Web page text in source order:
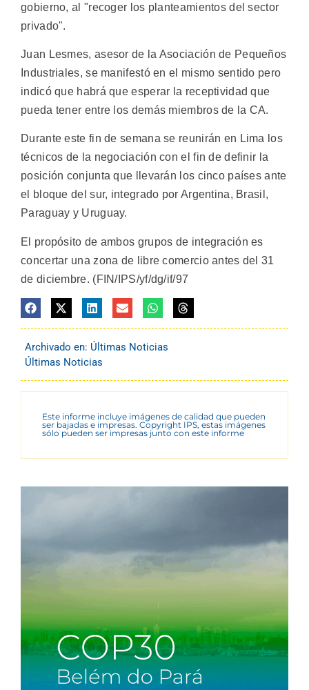
gobierno, al "recoger los planteamientos del sector
privado".
Juan Lesmes, asesor de la Asociación de Pequeños
Industriales, se manifestó en el mismo sentido pero
indicó que habrá que esperar la receptividad que
pueda tener entre los demás miembros de la CA.
Durante este fin de semana se reunirán en Lima los
técnicos de la negociación con el fin de definir la
posición conjunta que llevarán los cinco países ante
el bloque del sur, integrado por Argentina, Brasil,
Paraguay y Uruguay.
El propósito de ambos grupos de integración es
concertar una zona de libre comercio antes del 31
de diciembre. (FIN/IPS/yf/dg/if/97
Archivado en: Últimas Noticias
Últimas Noticias
Este informe incluye imágenes de calidad que pueden
ser bajadas e impresas. Copyright IPS, estas imágenes
sólo pueden ser impresas junto con este informe